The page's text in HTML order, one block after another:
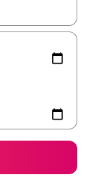
explore-os